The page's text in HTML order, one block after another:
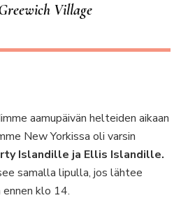
Village
aamupäivän helteiden aikaan
New Yorkissa oli varsin
Islandille ja Ellis Islandille.
samalla lipulla, jos lähtee
klo 14.